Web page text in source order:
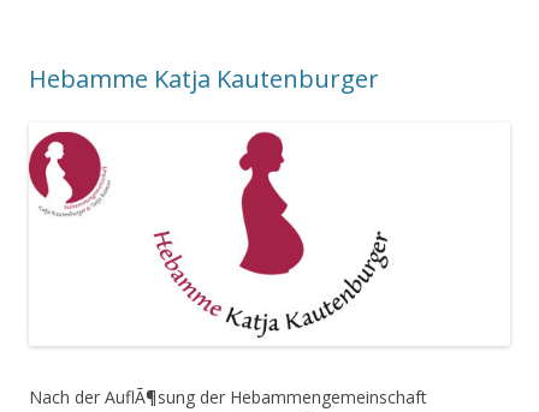
Hebamme Katja Kautenburger
Nach der AuflÃ¶sung der Hebammengemeinschaft